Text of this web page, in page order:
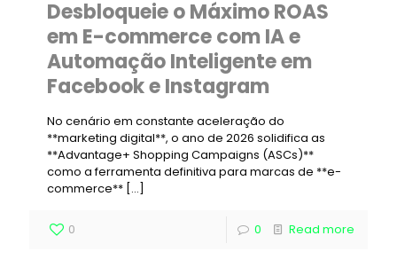
Desbloqueie o Máximo ROAS
em E-commerce com IA e
Automação Inteligente em
Facebook e Instagram
No cenário em constante aceleração do
**marketing digital**, o ano de 2026 solidifica as
**Advantage+ Shopping Campaigns (ASCs)**
como a ferramenta definitiva para marcas de **e-
commerce** […]
0 0 Read more